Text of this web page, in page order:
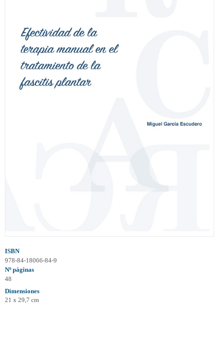
ISBN
978-84-18066-84-9
Nº páginas
48
Dimensiones
21 x 29,7 cm